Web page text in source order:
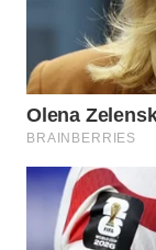
NATUNA
WN
BINTAN
MANDALIKA
WN